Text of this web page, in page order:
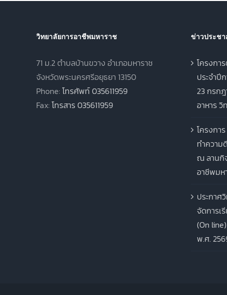
วิทยาลัยการอาชีพมหาราช
71 ม.2 ตำบลบ้านขวาง อำเภอมหาราช
จังหวัดพระนครศรีอยุธยา 13150
Phone: โทรศัพท์ 035611959
Fax: โทรสาร 035611959
ข่าวประช
โครงกา
ประจำปี
23 กรก
อาหาร
โครงกา
ทำความ
ณ ลานกิ
อาชีพมห
ประกาศ
จัดการเ
(On
พ.ศ.